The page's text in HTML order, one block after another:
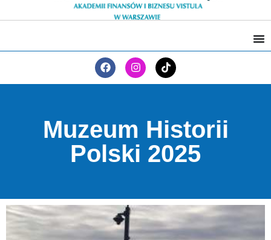
Muzeum Historii
Polski 2025